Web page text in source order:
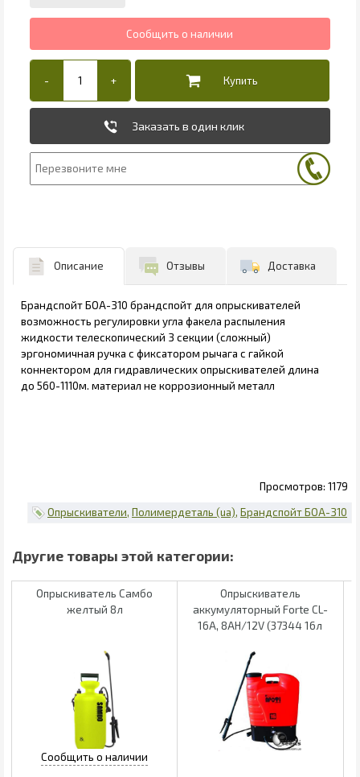
Заказать в один клик
Описание Отзывы Доставка
Брандспойт БОА-310 брандспойт для опрыскивателей
возможность регулировки угла факела распыления
жидкости телескопический 3 секции (сложный)
эргономичная ручка с фиксатором рычага с гайкой
коннектором для гидравлических опрыскивателей длина
до 560-1110м. материал не коррозионный металл
1179
Опрыскиватели Полимердеталь (ua) Брандспойт БОА-310
Опрыскиватель Самбо
желтый 8л
Опрыскиватель
аккумуляторный Forte CL-
16A, 8AH/12V (37344 16л